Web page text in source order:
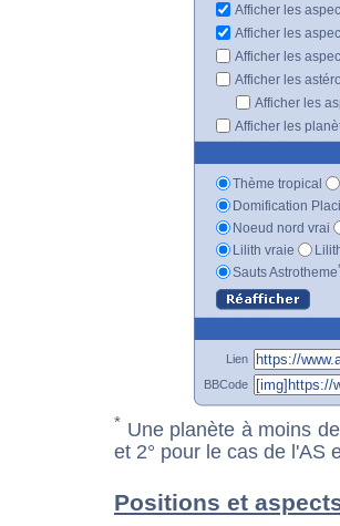
Afficher les
Afficher les
Afficher les
Afficher les
Afficher les
Afficher les
Thème tropical
Domification
Noeud nord vrai
Lilith vraie
Sauts Astrotheme
Lien
BBCode
* Une planète à moins
et 2° pour le cas de l'AS
Positions et